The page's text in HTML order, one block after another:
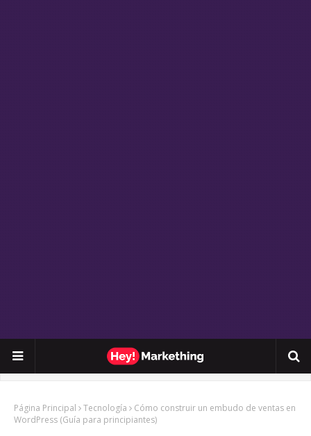
Página Principal Tecnología
Cómo construir un embudo de ventas en
WordPress (Guía para principiantes)